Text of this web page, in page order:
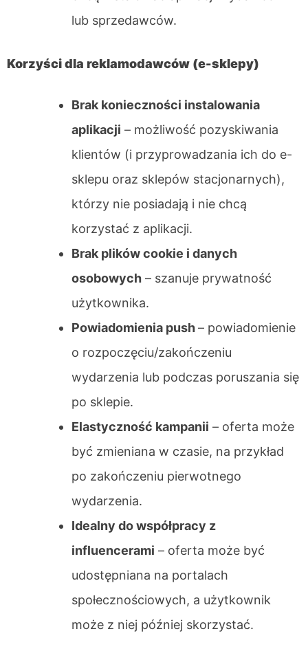
lub sprzedawców.
Korzyści dla reklamodawców (e-sklepy)
Brak konieczności instalowania
aplikacji – możliwość pozyskiwania
klientów (i przyprowadzania ich do e-
sklepu oraz sklepów stacjonarnych),
którzy nie posiadają i nie chcą
korzystać z aplikacji.
Brak plików cookie i danych
osobowych – szanuje prywatność
użytkownika.
Powiadomienia push– powiadomienie
o rozpoczęciu/zakończeniu
wydarzenia lub podczas poruszania się
po sklepie.
Elastyczność kampanii – oferta może
być zmieniana w czasie, na przykład
po zakończeniu pierwotnego
wydarzenia.
Idealny do współpracy z
influencerami – oferta może być
udostępniana na portalach
społecznościowych, a użytkownik
może z niej później skorzystać.